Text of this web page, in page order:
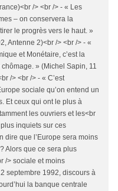
/> <br /> - « Les
– on conservera la
le progrès vers le haut. »
Antenne 2)<br /> <br /> - «
et Monétaire, c’est la
» (Michel Sapin, 11
/> <br /> - « C’est
sociale qu’on entend un
Et ceux qui ont le plus à
les ouvriers et les<br
inquiets sur ces
dire que l’Europe sera moins
Alors que ce sera plus
/> sociale et moins
septembre 1992, discours à
la banque centrale